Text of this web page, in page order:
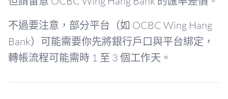
不過要注意，部分平台（如 OCBC Wing Hang
Bank）可能需要你先將銀行戶口與平台綁定，
轉帳流程可能需時 1 至 3 個工作天。